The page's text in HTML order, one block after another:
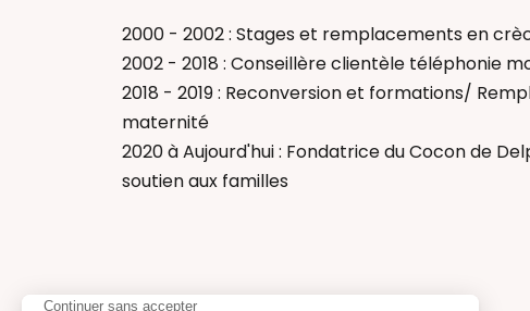
2000 - 2002 : Stages et remplacements en
2002 - 2018 : Conseillère clientèle téléphonie
2018 - 2019 : Reconversion et formations/
maternité
2020 à Aujourd'hui : Fondatrice du Cocon de
soutien aux familles